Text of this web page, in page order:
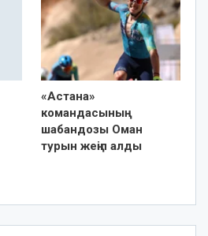
«Астана»
командасының
шабандозы Оман
турын жеңіп алды